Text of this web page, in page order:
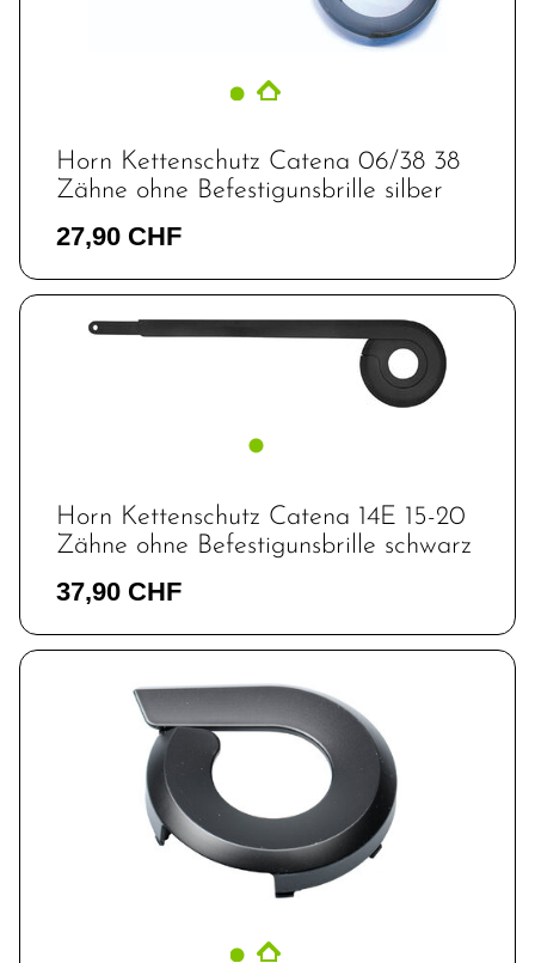
Horn Kettenschutz Catena 06/38 38
Zähne ohne Befestigunsbrille silber
27,90 CHF
Horn Kettenschutz Catena 14E 15-20
Zähne ohne Befestigunsbrille schwarz
37,90 CHF